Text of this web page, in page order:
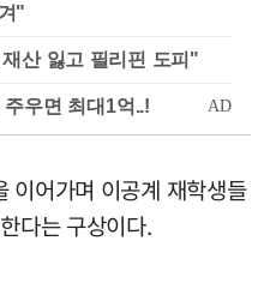
"
산 잃고 필리핀 도피"
이어가며 이공계 재학생들
다는 구상이다.